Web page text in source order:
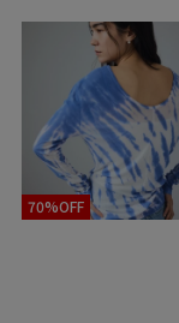
遠方にお住まいの
のご相談等、下
SALON adam et
70%OFF